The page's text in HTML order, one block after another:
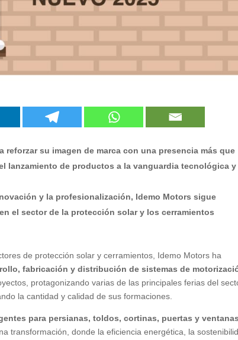
su imagen de marca con una presencia más que
lanzamiento de productos a la vanguardia tecnológica
y la profesionalización, Idemo Motors sigue
el sector de la protección solar y los cerramientos
de protección solar y cerramientos, Idemo Motors ha
fabricación y distribución de sistemas de
protagonizando varias de las principales ferias del
la cantidad y calidad de sus formaciones.
para persianas, toldos, cortinas, puertas y
transformación, donde la eficiencia energética, la